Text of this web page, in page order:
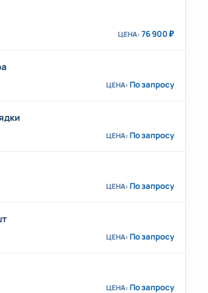
76 900 ₽
По запросу
По запросу
По запросу
По запросу
По запросу